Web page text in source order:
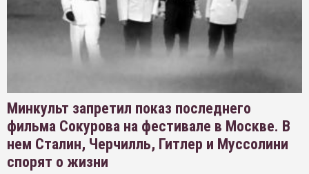
Минкульт запретил показ последнего
фильма Сокурова на фестивале в Москве. В
нем Сталин, Черчилль, Гитлер и Муссолини
спорят о жизни